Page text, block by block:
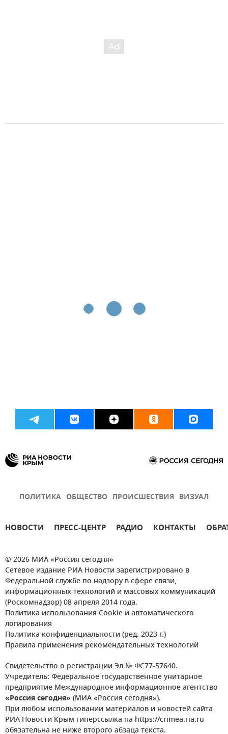
ПОЛИТИКА ОБЩЕСТВО ПРОИСШЕСТВИЯ ВИЗУАЛ
НОВОСТИ ПРЕСС-ЦЕНТР РАДИО КОНТАКТЫ
© 2026 МИА «Россия сегодня»
Сетевое издание РИА Новости зарегистрировано в
Федеральной службе по надзору в сфере связи,
информационных технологий и массовых коммуникаций
(Роскомнадзор) 08 апреля 2014 года.
Политика использования Cookie и автоматического
логирования
Политика конфиденциальности (ред. 2023 г.)
Правила применения рекомендательных технологий
Свидетельство о регистрации Эл № ФС77-57640.
Учредитель: Федеральное государственное унитарное
предприятие Международное информационное агентство
«Россия сегодня» (МИА «Россия сегодня»).
При любом использовании материалов и новостей сайта
РИА Новости Крым гиперссылка на https://crimea.ria.ru
обязательна не ниже второго абзаца текста.